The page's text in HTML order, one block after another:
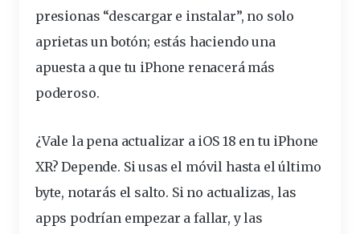
presionas “descargar e instalar”, no solo
aprietas un botón; estás haciendo una
apuesta a que tu iPhone renacerá más
poderoso.
¿Vale la pena actualizar a iOS 18 en tu iPhone
XR? Depende. Si usas el móvil hasta el último
byte, notarás el salto. Si no actualizas, las
apps podrían empezar a fallar, y las